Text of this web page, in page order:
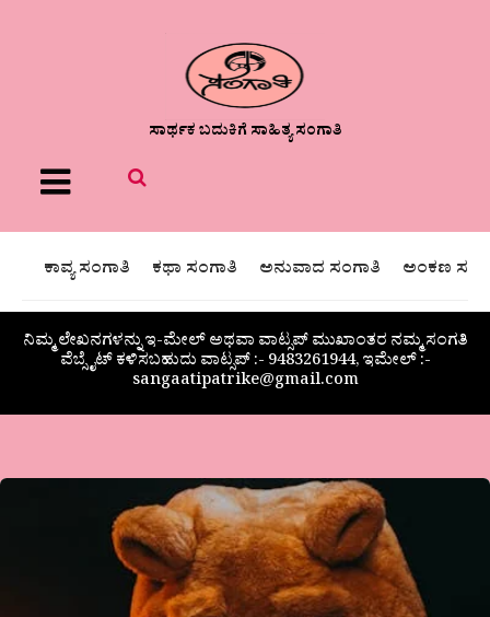
ಸಾರ್ಥಕ ಬದುಕಿಗೆ ಸಾಹಿತ್ಯ ಸಂಗಾತಿ
Menu
ಕಾವ್ಯ ಸಂಗಾತಿ ಕಥಾ ಸಂಗಾತಿ ಅನುವಾದ ಸಂಗಾತಿ ಅಂಕಣ
ನಿಮ್ಮ ಲೇಖನಗಳನ್ನು ಇ-ಮೇಲ್ ಅಥವಾ ವಾಟ್ಸಪ್ ಮುಖಾಂತರ ನಮ್ಮ ಸಂಗತಿ
ವೆಬ್ಸೈಟ್ ಕಳಿಸಬಹುದು ವಾಟ್ಸಪ್‌ :- 9483261944, ಇಮೇಲ್ :-
sangaatipatrike@gmail.com
ಅವರಕವಿತೆ-‘ಕಾಲದ